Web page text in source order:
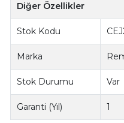
Diğer Özellikler
Stok Kodu
Marka
Stok Durumu Var
Garanti (Yıl) 1